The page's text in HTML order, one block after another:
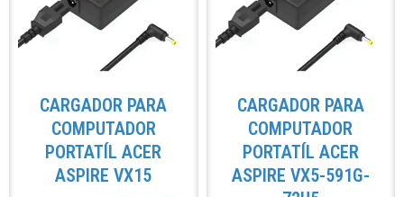
CARGADOR PARA
COMPUTADOR
PORTATÍL ACER
ASPIRE VX15
CARGADOR PARA
COMPUTADOR
PORTATÍL ACER
ASPIRE VX5-591G-